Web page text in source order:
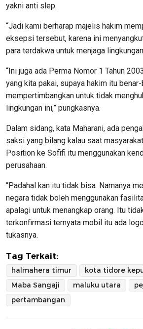
yakni anti slep.
“Jadi kami berharap majelis hakim
eksepsi tersebut, karena ini
para terdakwa untuk menjaga
“Ini juga ada Perma Nomor 1 Tahun
yang kita pakai, supaya hakim itu
mempertimbangkan untuk tidak
lingkungan ini,” pungkasnya.
Dalam sidang, kata Maharani, ada
saksi yang bilang kalau saat
Position ke Sofifi itu menggunakan
perusahaan.
“Padahal kan itu tidak bisa. Namanya
negara tidak boleh menggunakan
apalagi untuk menangkap orang. Itu
terkonfirmasi ternyata mobil itu ada
tukasnya.
Tag Terkait:
halmahera timur
Maba Sangaji
maluku utara
pertambangan